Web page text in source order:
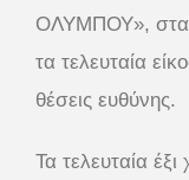
ΟΛΥΜΠΟΥ», στα
τα τελευταία
θέσεις ευθύνης.
Τα τελευταία